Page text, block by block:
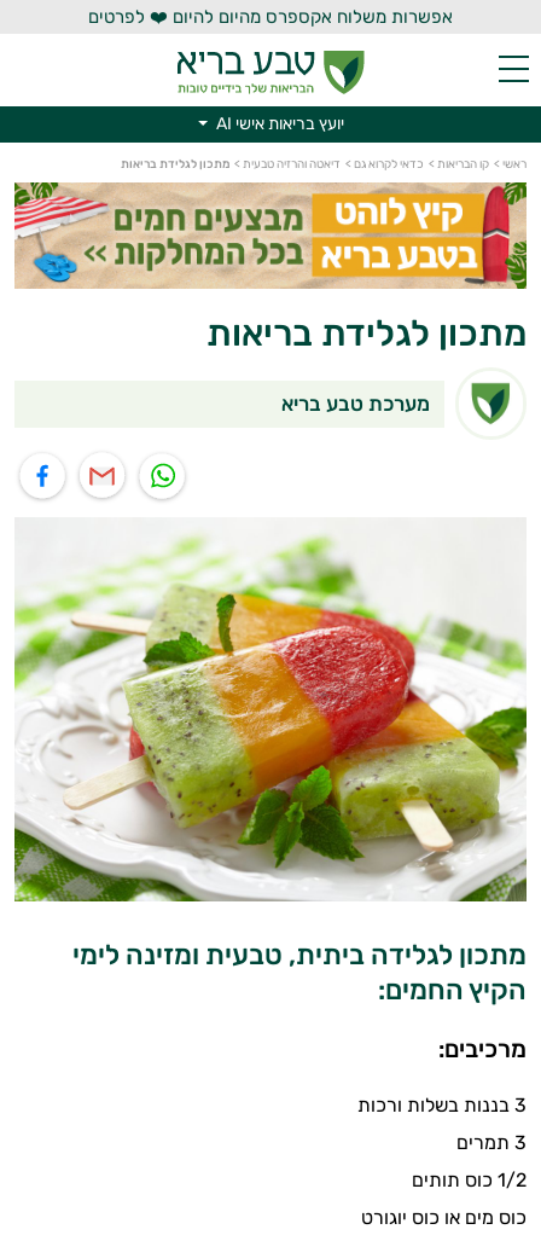
אפשרות משלוח אקספרס מהיום להיום ❤️ לפרטים
יועץ בריאות אישי AI
ראשי > קו הבריאות > כדאי לקרוא גם > דיאטה והרזיה טבעית > מתכון לגלידת בריאות
מתכון לגלידת בריאות
מערכת טבע בריא
מתכון לגלידה ביתית, טבעית ומזינה לימי
הקיץ החמים:
מרכיבים:
3 בננות בשלות ורכות
3 תמרים
1/2 כוס תותים
כוס מים או כוס יוגורט